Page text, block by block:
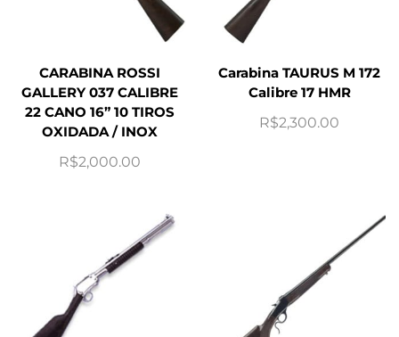
CARABINA ROSSI
GALLERY 037 CALIBRE
22 CANO 16” 10 TIROS
OXIDADA / INOX
R$2,000.00
Carabina TAURUS M 172
Calibre 17 HMR
R$2,300.00